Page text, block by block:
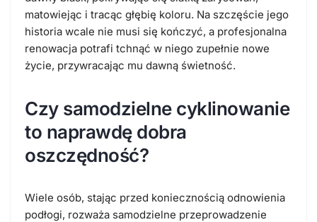
matowiejąc i tracąc głębię koloru. Na szczęście jego
historia wcale nie musi się kończyć, a profesjonalna
renowacja potrafi tchnąć w niego zupełnie nowe
życie, przywracając mu dawną świetność.
Czy samodzielne cyklinowanie
to naprawdę dobra
oszczędność?
Wiele osób, stając przed koniecznością odnowienia
podłogi, rozważa samodzielne przeprowadzenie